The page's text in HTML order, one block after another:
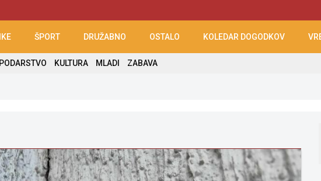
ŠPORT DRUŽABNO OSTALO KOLEDAR DOGODKOV
KULTURA MLADI ZABAVA